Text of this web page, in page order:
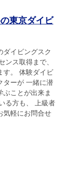
東京ダイビ
ダイビングスク
ス取得まで、
す。 体験ダイビ
ターが 一緒に潜
ぶことが出来ま
る方も、 上級者
気軽にお問合せ